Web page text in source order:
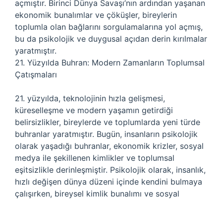
açmıştır. Birinci Dünya Savaşı’nın ardından yaşanan
ekonomik bunalımlar ve çöküşler, bireylerin
toplumla olan bağlarını sorgulamalarına yol açmış,
bu da psikolojik ve duygusal açıdan derin kırılmalar
yaratmıştır.
21. Yüzyılda Buhran: Modern Zamanların Toplumsal
Çatışmaları
21. yüzyılda, teknolojinin hızla gelişmesi,
küreselleşme ve modern yaşamın getirdiği
belirsizlikler, bireylerde ve toplumlarda yeni türde
buhranlar yaratmıştır. Bugün, insanların psikolojik
olarak yaşadığı buhranlar, ekonomik krizler, sosyal
medya ile şekillenen kimlikler ve toplumsal
eşitsizlikle derinleşmiştir. Psikolojik olarak, insanlık,
hızlı değişen dünya düzeni içinde kendini bulmaya
çalışırken, bireysel kimlik bunalımı ve sosyal